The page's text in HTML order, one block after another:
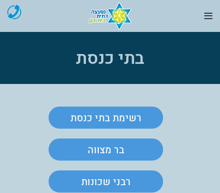
בתי כנסת
רשימת בתי כנסת
בר מצווה
רבני שכונות